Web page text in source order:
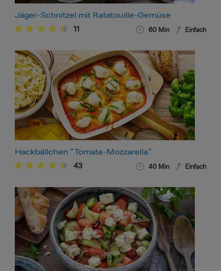
Jäger-Schnitzel mit Ratatouille-Gemüse
11 60 Min Einfach
Hackbällchen "Tomate-Mozzarella"
43 40 Min Einfach